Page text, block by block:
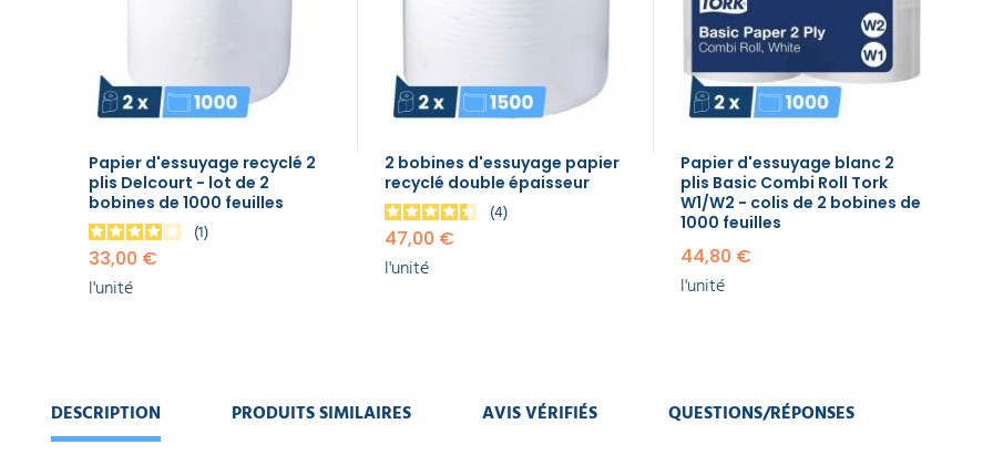
GAMME
PROMOS
33,00 €
l'unité
2 bobines
d'essuyage
papier
recyclé
double
épaisseur
47,00 €
l'unité
plis Basic
Combi
Papier d'essuyage recyclé 2
plis Delcourt - lot de 2
bobines de 1000 feuilles
1
33,00 €
l'unité
2 bobines d'essuyage papier
recyclé double épaisseur
4
47,00 €
l'unité
Papier d'essuyage blanc 2
plis Basic Combi Roll Tork
W1/W2 - colis de 2 bobines de
1000 feuilles
44,80 €
l'unité
DESCRIPTION PRODUITS SIMILAIRES AVIS VÉRIFIÉS QUESTIONS/RÉPONSES